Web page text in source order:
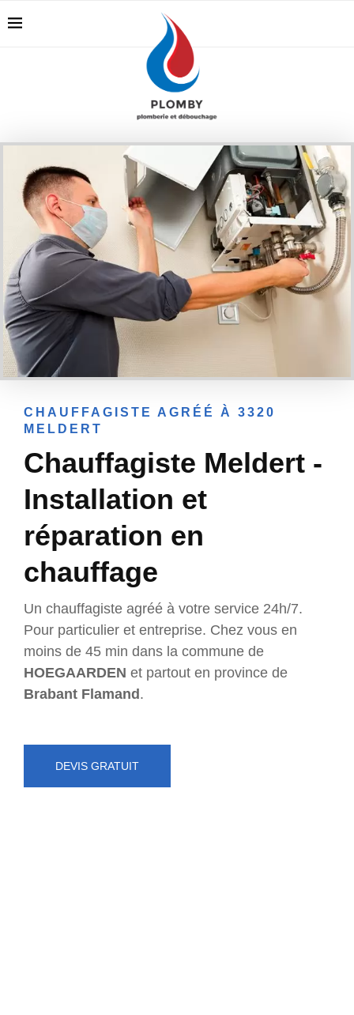
CHAUFFAGISTE AGRÉÉ À 3320
MELDERT
Chauffagiste Meldert -
Installation et
réparation en
chauffage
Un chauffagiste agréé à votre service 24h/7.
Pour particulier et entreprise. Chez vous en
moins de 45 min dans la commune de
HOEGAARDEN et partout en province de
Brabant Flamand .
DEVIS GRATUIT